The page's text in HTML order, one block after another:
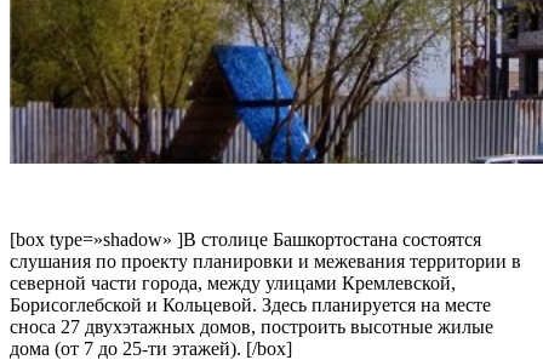
[box type=»shadow» ]В столице Башкортостана состоятся
слушания по проекту планировки и межевания территории в
северной части города, между улицами Кремлевской,
Борисоглебской и Кольцевой. Здесь планируется на месте
сноса 27 двухэтажных домов, построить высотные жилые
дома (от 7 до 25-ти этажей). [/box]